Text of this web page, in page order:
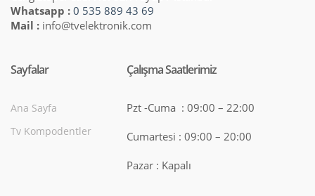
Whatsapp : 0 535 889 43 69
Mail : info@tvelektronik.com
Sayfalar
Ana Sayfa
Tv Kompodentler
Çalışma Saatlerimiz
Pzt -Cuma : 09:00 – 22:00
Cumartesi : 09:00 – 20:00
Pazar : Kapalı